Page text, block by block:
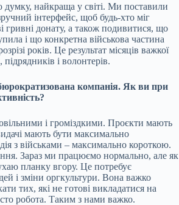
думку, найкраща у світі. Ми поставили
інтерфейс, щоб будь-хто міг
гривні донату, а також подивитися, що
і що конкретна військова частина
років. Це результат місяців важкої
і волонтерів.
компанія. Як ви при
і громіздкими. Проєкти мають
мають бути максимально
з військами – максимально короткою.
Зараз ми працюємо нормально, але як
планку вгору. Це потребує
і зміни оргкультури. Вона важко
тих, які не готові викладатися на
робота. Таким з нами важко.